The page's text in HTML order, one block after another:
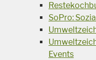
SoPro:
Events